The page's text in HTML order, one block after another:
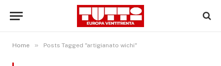
Home » Posts Tagged "artigianato wichi"